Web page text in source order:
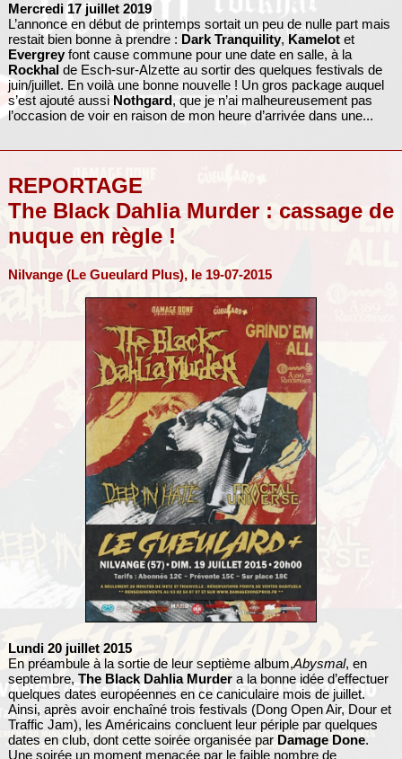
Mercredi 17 juillet 2019
L’annonce en début de printemps sortait un peu de nulle part mais
restait bien bonne à prendre : Dark Tranquility, Kamelotet
Evergreyfont cause commune pour une date en salle, à la
Rockhalde Esch-sur-Alzette au sortir des quelques festivals de
juin/juillet. En voilà une bonne nouvelle ! Un gros package auquel
s’est ajouté aussi Nothgard, que je n’ai malheureusement pas
l’occasion de voir en raison de mon heure d’arrivée dans une...
REPORTAGE
The Black Dahlia Murder : cassage de
nuque en règle !
Nilvange (Le Gueulard Plus), le 19-07-2015
Lundi 20 juillet 2015
En préambule à la sortie de leur septième album,Abysmal, en
septembre, The Black Dahlia Murdera la bonne idée d’effectuer
quelques dates européennes en ce caniculaire mois de juillet.
Ainsi, après avoir enchaîné trois festivals (Dong Open Air, Dour et
Traffic Jam), les Américains concluent leur périple par quelques
dates en club, dont cette soirée organisée par Damage Done.
Une soirée un moment menacée par le faible nombre de